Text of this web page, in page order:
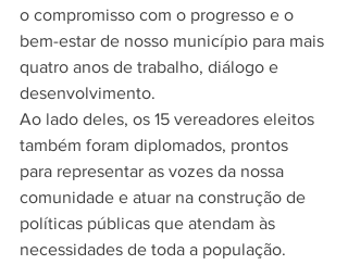
o compromisso com o progresso e o
bem-estar de nosso município para mais
quatro anos de trabalho, diálogo e
desenvolvimento.
Ao lado deles, os 15 vereadores eleitos
também foram diplomados, prontos
para representar as vozes da nossa
comunidade e atuar na construção de
políticas públicas que atendam às
necessidades de toda a população.